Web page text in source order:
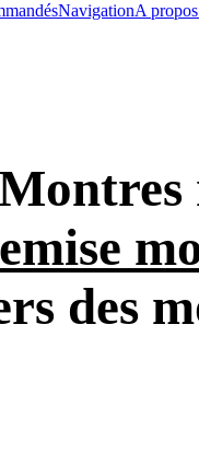
NavigationA
des